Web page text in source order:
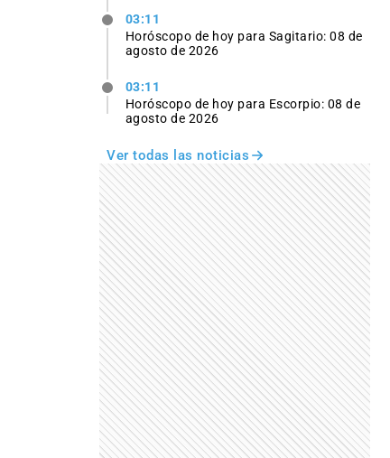
03:11
Horóscopo de hoy para Sagitario: 08 de
agosto de 2026
03:11
Horóscopo de hoy para Escorpio: 08 de
agosto de 2026
Ver todas las noticias